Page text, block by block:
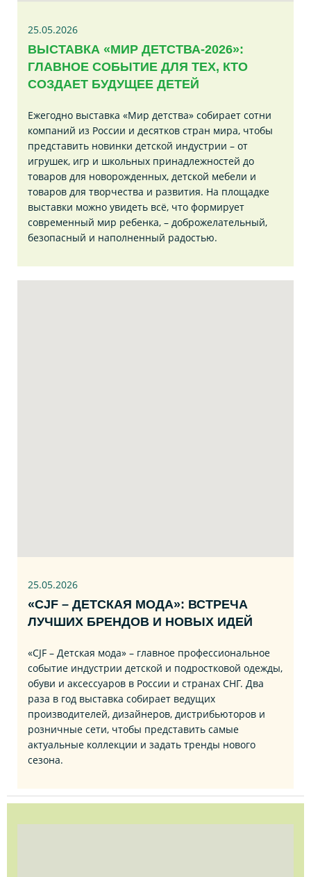
25.05.2026
ВЫСТАВКА «МИР ДЕТСТВА-2026»:
ГЛАВНОЕ СОБЫТИЕ ДЛЯ ТЕХ, КТО
СОЗДАЕТ БУДУЩЕЕ ДЕТЕЙ
Ежегодно выставка «Мир детства» собирает сотни
компаний из России и десятков стран мира, чтобы
представить новинки детской индустрии – от
игрушек, игр и школьных принадлежностей до
товаров для новорожденных, детской мебели и
товаров для творчества и развития. На площадке
выставки можно увидеть всё, что формирует
современный мир ребенка, – доброжелательный,
безопасный и наполненный радостью.
25.05.2026
«CJF – ДЕТСКАЯ МОДА»: ВСТРЕЧА
ЛУЧШИХ БРЕНДОВ И НОВЫХ ИДЕЙ
«CJF – Детская мода» – главное профессиональное
событие индустрии детской и подростковой одежды,
обуви и аксессуаров в России и странах СНГ. Два
раза в год выставка собирает ведущих
производителей, дизайнеров, дистрибьюторов и
розничные сети, чтобы представить самые
актуальные коллекции и задать тренды нового
сезона.